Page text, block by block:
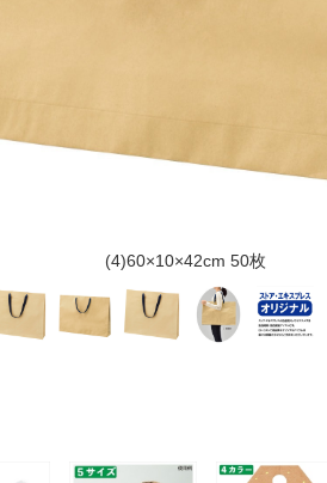
(4)60×10×42cm 50枚